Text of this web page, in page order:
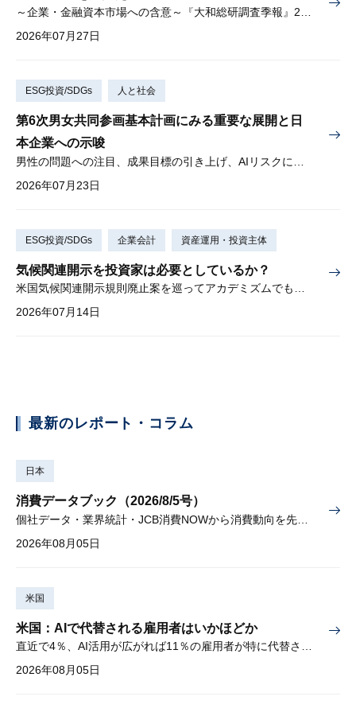
～企業・金融資本市場への含意～『大和総研調査季報』2026年夏季号（Vol.63）掲載
2026年07月27日
ESG投資/SDGs 人と社会
第6次男女共同参画基本計画にみる重要な展開と日
本企業への示唆
2026年07月23日
ESG投資/SDGs 企業会計 資産運用・投資主体
気候関連開示を投資家は必要としているか？
米国気候関連開示規則廃止案を巡ってアカデミズムでも激しい論争
2026年07月14日
最新のレポート・コラム
日本
消費データブック（2026/8/5号）
2026年08月05日
米国
米国：AIで代替される雇用者はいかほどか
直近で4％、AI活用が広がれば11％の雇用者が特に代替されやすい
2026年08月05日